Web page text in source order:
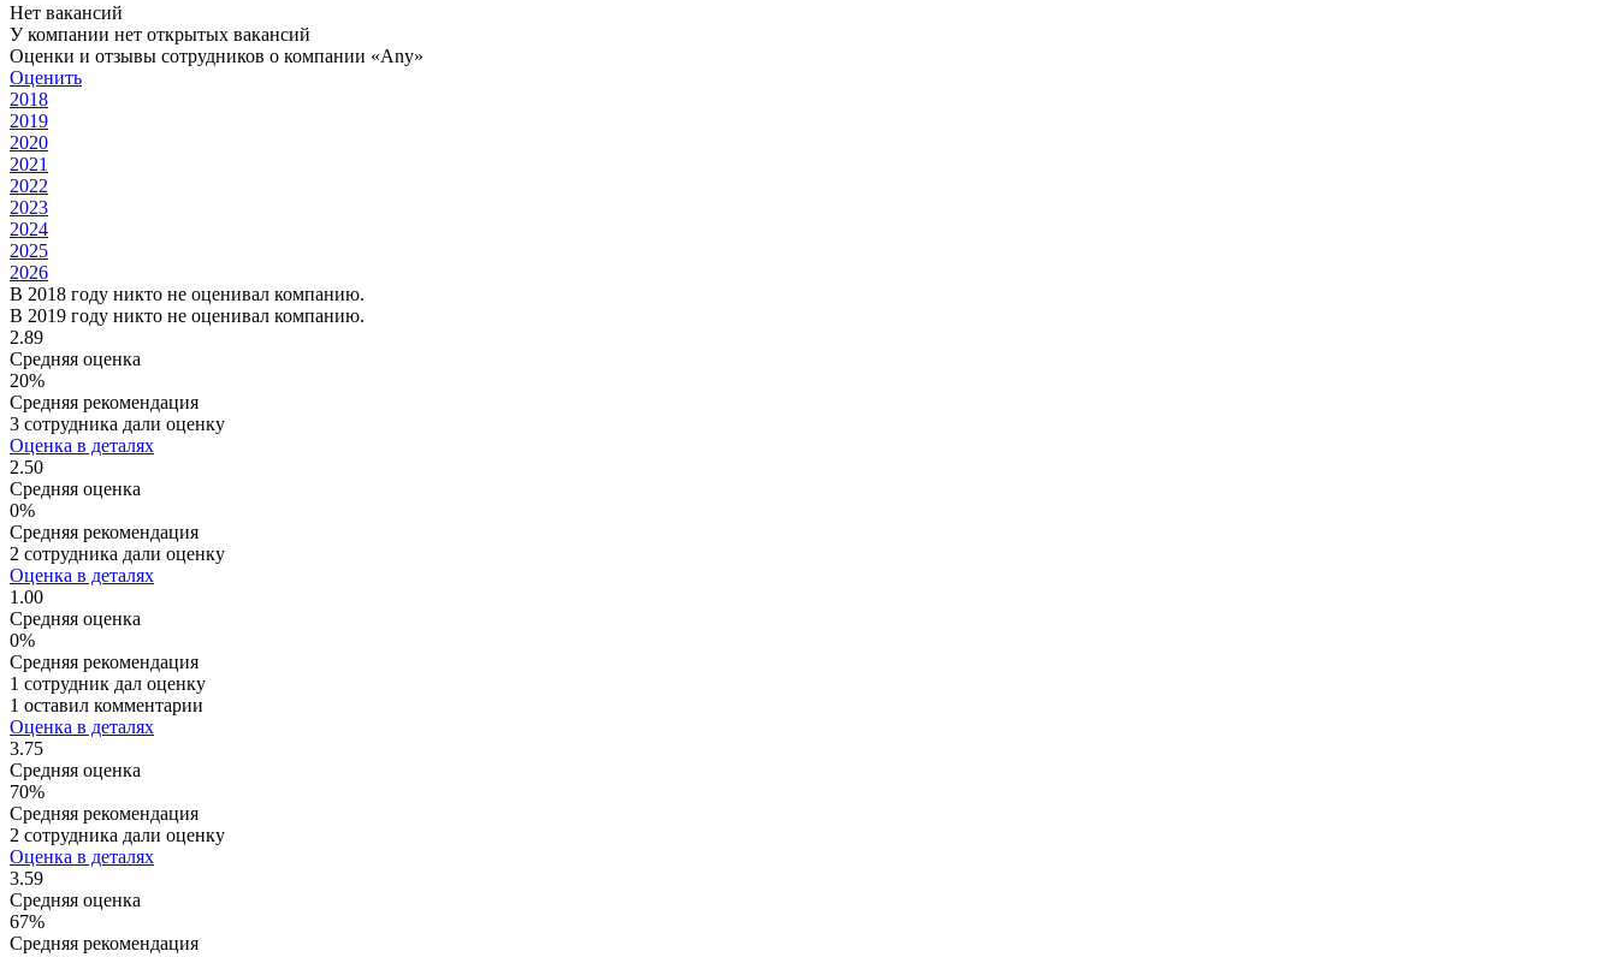
Нет вакансий
У компании нет открытых вакансий
Оценки и отзывы сотрудников о компании «Any»
Оценить
2018
2019
2020
2021
2022
2023
2024
2025
2026
В 2018 году никто не оценивал компанию.
В 2019 году никто не оценивал компанию.
2.89
Средняя оценка
20%
Средняя рекомендация
3 сотрудника дали оценку
Оценка в деталях
2.50
Средняя оценка
0%
Средняя рекомендация
2 сотрудника дали оценку
Оценка в деталях
1.00
Средняя оценка
0%
Средняя рекомендация
1 сотрудник дал оценку
1 оставил комментарии
Оценка в деталях
3.75
Средняя оценка
70%
Средняя рекомендация
2 сотрудника дали оценку
Оценка в деталях
3.59
Средняя оценка
67%
Средняя рекомендация